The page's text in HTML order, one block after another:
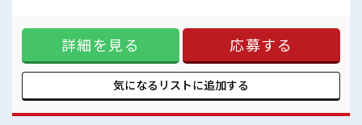
シ！ 場合によってはお願いすることもあります♪ ≪ラクラク
制服アリ≫ 制服があるので、 毎日の服装の悩み解消♪ ≪初め
ての仕事だけど自分にもできそう≫ 新しいことにチャレンジ
するのは不安だけど、 しっかり働く環境が整っています！ イ
チからスキルUP・ステップUP目指していきましょう！ ≪収
入アップを目指せる≫ 高時給だらけの派遣のお仕事です！ ■
ける休憩スペースもあります！ ロッカーあり！ 安心してお仕
詳細を見る 応募する
気になるリストに追加する